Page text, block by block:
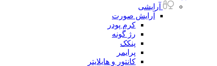
آرایشی
آرایش صورت
کرم پودر
رژ گونه
پنکک
پرایمر
کانتور و هایلایتر